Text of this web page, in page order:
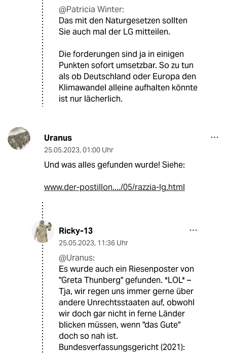
@Patricia Winter:
Das mit den Naturgesetzen sollten
Sie auch mal der LG mitteilen.
Die forderungen sind ja in einigen
Punkten sofort umsetzbar. So zu tun
als ob Deutschland oder Europa den
Klimawandel alleine aufhalten könnte
ist nur lächerlich.
Uranus
25.05.2023, 01:00 Uhr
Und was alles gefunden wurde! Siehe:
www.der-postillon..../05/razzia-lg.html
Ricky-13
25.05.2023, 11:36 Uhr
@Uranus:
Es wurde auch ein Riesenposter von
"Greta Thunberg" gefunden. *LOL* –
Tja, wir regen uns immer gerne über
andere Unrechtsstaaten auf, obwohl
wir doch gar nicht in ferne Länder
blicken müssen, wenn "das Gute"
doch so nah ist.
Bundesverfassungsgericht (2021):